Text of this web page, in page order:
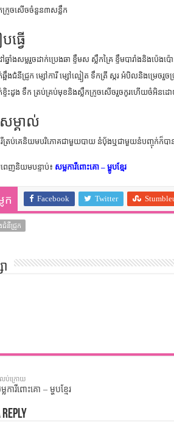
ក្រូចសើចចំនួន៣សន្លឹក
ធ្វើ
ឆ្នាំងសម្លរួចដាក់ប្រេងឆា ខ្ទឹមស ស្លឹកគ្រៃ ខ្ទឹមបារាំងនិងប៉េងប៉
ឆ្អឹងជំនីជ្រូក ម្សៅការី ម្សៅល្មៀត ទឹកត្រី ស្ករ អំបិលនិងម្រេចរួ
ខ្ទិះដូង ទឹក ត្រប់គ្រប់មុខនិងស្លឹកក្រូចសើចរួចកូរហើយចំអិនដោ
ម្គាល់
រីត្រប់គេនិយមបរិភោគជាមួយបាយ នំប៉័ងឬជាមួយនំបញ្ចុក់ក៏បា
រពេញនិយមបន្ទាប់៖ សម្លការីពោះគោ – ម្ហូបខ្មែរ
ក Facebook Twitter
ជំនីជ្រូក
លប់ក្រោយ
លការីពោះគោ – ម្ហូបខ្មែរ
Reply